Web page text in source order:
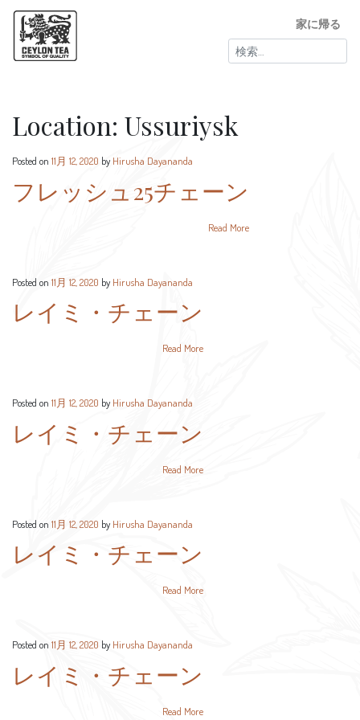
検
索:
家に帰る
Location: Ussuriysk
Posted on 11月 12, 2020 by Hirusha Dayananda
フレッシュ25チェーン
Read More
Posted on 11月 12, 2020 by Hirusha Dayananda
レイミ・チェーン
Read More
Posted on 11月 12, 2020 by Hirusha Dayananda
レイミ・チェーン
Read More
Posted on 11月 12, 2020 by Hirusha Dayananda
レイミ・チェーン
Read More
Posted on 11月 12, 2020 by Hirusha Dayananda
レイミ・チェーン
Read More